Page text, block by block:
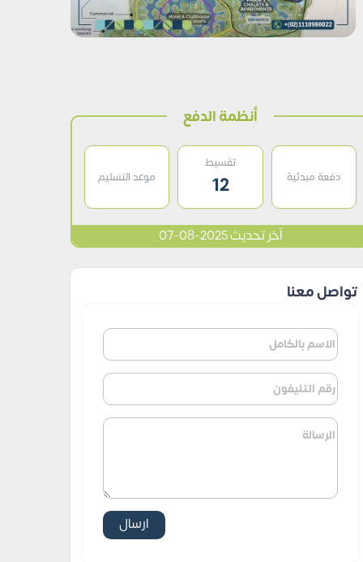
أنظمة الدفع
دفعة مبدئية
تقسيط
12 موعد التسليم
آخر تحديث 2025-08-07
تواصل معنا